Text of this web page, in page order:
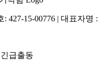
427-15-00776 | 대표자명 :
급출동